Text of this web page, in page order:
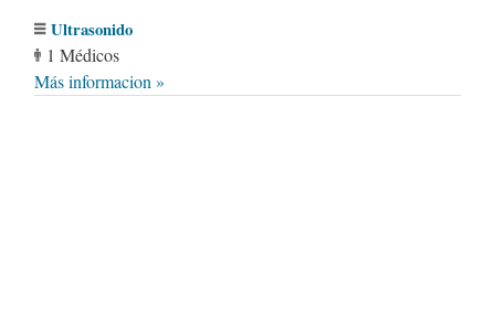
Ultrasonido
1 Médicos
Más informacion »